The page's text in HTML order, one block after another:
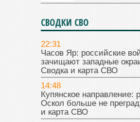
СВОДКИ СВО
22:31
Часов Яр: российские
зачищают западные
Сводка и карта СВО
14:48
Купянское направление:
Оскол больше не
и карта СВО